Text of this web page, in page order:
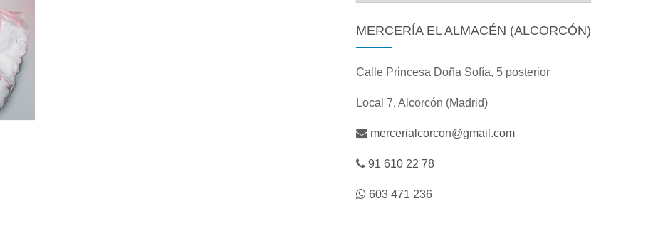
MERCERÍA EL ALMACÉN (ALCORCÓN)
Calle Princesa Doña Sofía, 5 posterior
Local 7, Alcorcón (Madrid)
mercerialcorcon@gmail.com
91 610 22 78
603 471 236